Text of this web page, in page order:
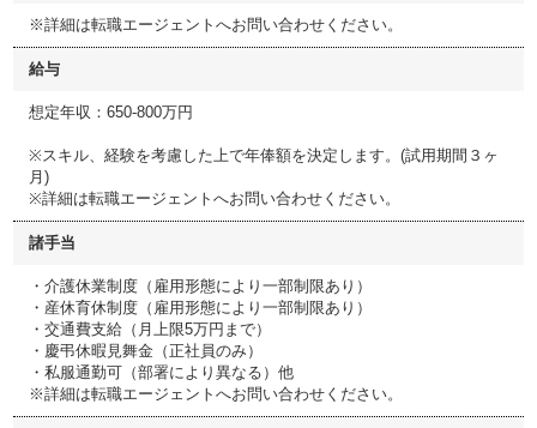
※詳細は転職エージェントへお問い合わせください。
給与
想定年収：650-800万円
※スキル、経験を考慮した上で年俸額を決定します。(試用期間３ヶ
月)
※詳細は転職エージェントへお問い合わせください。
諸手当
・介護休業制度（雇用形態により一部制限あり）
・産休育休制度（雇用形態により一部制限あり）
・交通費支給（月上限5万円まで）
・慶弔休暇見舞金（正社員のみ）
・私服通勤可（部署により異なる）他
※詳細は転職エージェントへお問い合わせください。